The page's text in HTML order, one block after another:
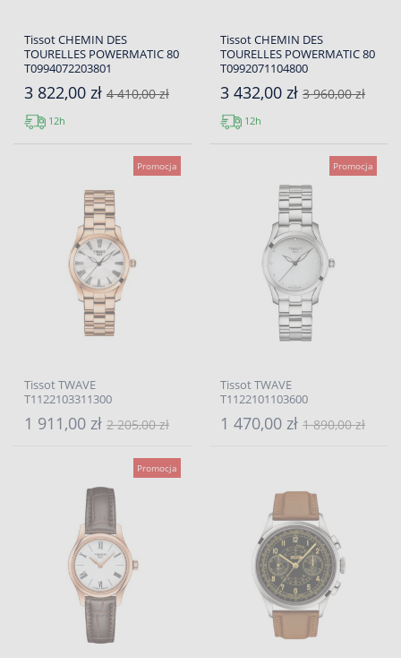
Tissot CHEMIN DES
TOURELLES POWERMATIC 80
T0994072203801
3 822,00 zł 4 410,00 zł
12h
Tissot CHEMIN DES
TOURELLES POWERMATIC 80
T0992071104800
3 432,00 zł 3 960,00 zł
12h
Promocja
Tissot TWAVE
T1122103311300
1 911,00 zł 2 205,00 zł
Promocja
Tissot TWAVE
T1122101103600
1 470,00 zł 1 890,00 zł
Promocja